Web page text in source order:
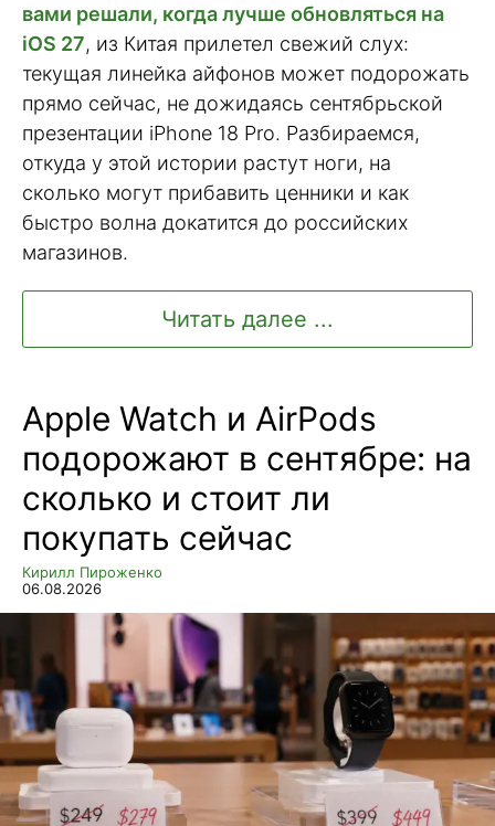
вами решали, когда лучше обновляться на
iOS 27, из Китая прилетел свежий слух:
текущая линейка айфонов может подорожать
прямо сейчас, не дожидаясь сентябрьской
презентации iPhone 18 Pro. Разбираемся,
откуда у этой истории растут ноги, на
сколько могут прибавить ценники и как
быстро волна докатится до российских
магазинов.
Читать далее ...
Apple Watch и AirPods
подорожают в сентябре: на
сколько и стоит ли
покупать сейчас
Кирилл Пироженко
06.08.2026